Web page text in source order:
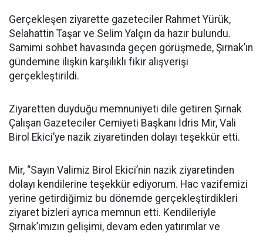
Gerçekleşen ziyarette gazeteciler Rahmet Yürük,
Selahattin Taşar ve Selim Yalçın da hazır bulundu.
Samimi sohbet havasında geçen görüşmede, Şırnak’ın
gündemine ilişkin karşılıklı fikir alışverişi
gerçekleştirildi.
Ziyaretten duyduğu memnuniyeti dile getiren Şırnak
Çalışan Gazeteciler Cemiyeti Başkanı İdris Mir, Vali
Birol Ekici’ye nazik ziyaretinden dolayı teşekkür etti.
Mir, “Sayın Valimiz Birol Ekici’nin nazik ziyaretinden
dolayı kendilerine teşekkür ediyorum. Hac vazifemizi
yerine getirdiğimiz bu dönemde gerçekleştirdikleri
ziyaret bizleri ayrıca memnun etti. Kendileriyle
Şırnak’ımızın gelişimi, devam eden yatırımlar ve